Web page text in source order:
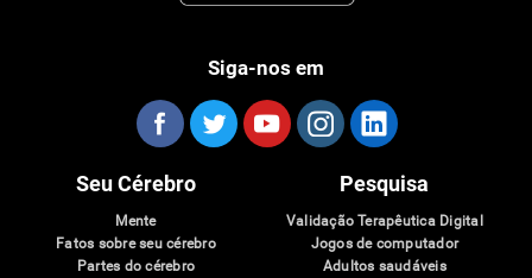
Siga-nos em
Seu Cérebro
Mente
Fatos sobre seu cérebro
Partes do cérebro
Pesquisa
Validação Terapêutica Digital
Jogos de computador
Adultos saudáveis